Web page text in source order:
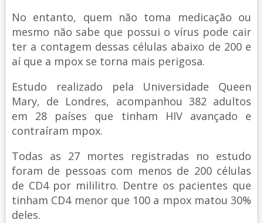
No entanto, quem não toma medicação ou
mesmo não sabe que possui o vírus pode cair
ter a contagem dessas células abaixo de 200 e
aí que a mpox se torna mais perigosa.
Estudo realizado pela Universidade Queen
Mary, de Londres, acompanhou 382 adultos
em 28 países que tinham HIV avançado e
contraíram mpox.
Todas as 27 mortes registradas no estudo
foram de pessoas com menos de 200 células
de CD4 por mililitro. Dentre os pacientes que
tinham CD4 menor que 100 a mpox matou 30%
deles.